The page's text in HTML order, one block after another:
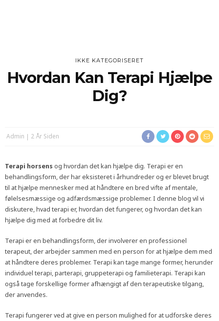
IKKE KATEGORISERET
Hvordan Kan Terapi Hjælpe
Dig?
Admin 2 År Siden
Terapi horsens og hvordan det kan hjælpe dig. Terapi er en
behandlingsform, der har eksisteret i århundreder og er blevet brugt
til at hjælpe mennesker med at håndtere en bred vifte af mentale,
følelsesmæssige og adfærdsmæssige problemer. I denne blog vil vi
diskutere, hvad terapi er, hvordan det fungerer, og hvordan det kan
hjælpe dig med at forbedre dit liv.
Terapi er en behandlingsform, der involverer en professionel
terapeut, der arbejder sammen med en person for at hjælpe dem med
at håndtere deres problemer. Terapi kan tage mange former, herunder
individuel terapi, parterapi, gruppeterapi og familieterapi. Terapi kan
også tage forskellige former afhængigt af den terapeutiske tilgang,
der anvendes.
Terapi fungerer ved at give en person mulighed for at udforske deres